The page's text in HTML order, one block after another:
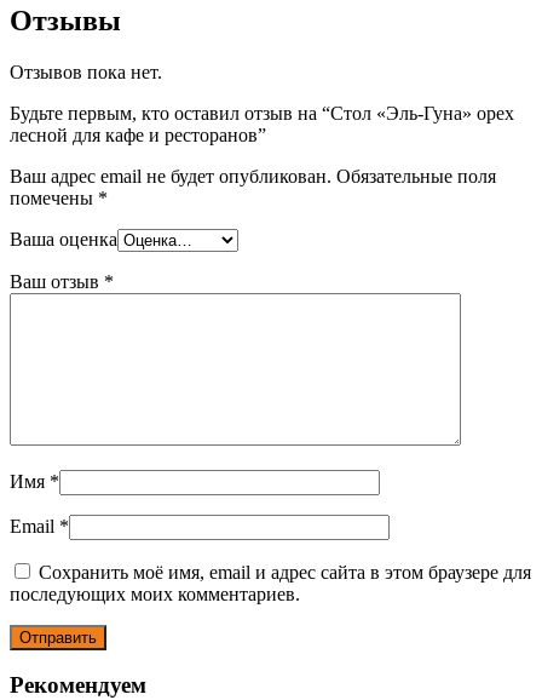
Отзывы
Отзывов пока нет.
Будьте первым, кто оставил отзыв на “Стол «Эль-Гуна» орех
лесной для кафе и ресторанов”
Ваш адрес email не будет опубликован. Обязательные поля
помечены *
Ваша оценка
Ваш отзыв *
Имя *
Email *
Сохранить моё имя, email и адрес сайта в этом браузере для
последующих моих комментариев.
Рекомендуем